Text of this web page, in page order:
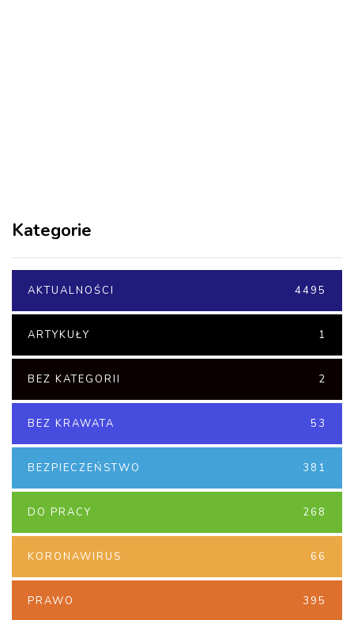
Kategorie
AKTUALNOŚCI 4495
ARTYKUŁY 1
BEZ KATEGORII 2
BEZ KRAWATA 53
BEZPIECZEŃSTWO 381
DO PRACY 268
KORONAWIRUS 66
PRAWO 395